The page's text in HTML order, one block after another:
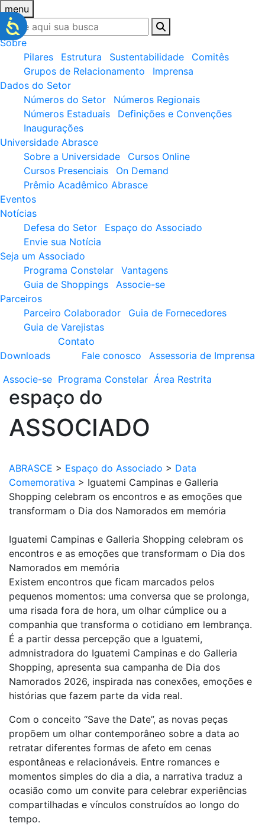
menu
Sobre
Pilares
Estrutura Sustentabilidade
Comitês
Grupos de Relacionamento
Imprensa
Dados do Setor
Números do Setor
Números Regionais
Números Estaduais
Definições e Convenções
Inaugurações
Universidade Abrasce
Sobre a Universidade
Cursos Online
Cursos Presenciais
On Demand
Prêmio Acadêmico Abrasce
Eventos
Notícias
Defesa do Setor
Espaço do Associado
Envie sua Notícia
Seja um Associado
Programa Constelar
Vantagens
Guia de Shoppings
Associe-se
Parceiros
Parceiro Colaborador
Guia de Fornecedores
Guia de Varejistas
Downloads
Contato
Fale conosco
Assessoria de Imprensa
Associe-se Programa Constelar Área Restrita
espaço do
ASSOCIADO
ABRASCE > Espaço do Associado > Data
Comemorativa > Iguatemi Campinas e Galleria
Shopping celebram os encontros e as emoções que
transformam o Dia dos Namorados em memória
Iguatemi Campinas e Galleria Shopping celebram os
encontros e as emoções que transformam o Dia dos
Namorados em memória
Existem encontros que ficam marcados pelos
pequenos momentos: uma conversa que se prolonga,
uma risada fora de hora, um olhar cúmplice ou a
companhia que transforma o cotidiano em lembrança.
É a partir dessa percepção que a Iguatemi,
admnistradora do Iguatemi Campinas e do Galleria
Shopping, apresenta sua campanha de Dia dos
Namorados 2026, inspirada nas conexões, emoções e
histórias que fazem parte da vida real.
Com o conceito “Save the Date”, as novas peças
propõem um olhar contemporâneo sobre a data ao
retratar diferentes formas de afeto em cenas
espontâneas e relacionáveis. Entre romances e
momentos simples do dia a dia, a narrativa traduz a
ocasião como um convite para celebrar experiências
compartilhadas e vínculos construídos ao longo do
tempo.